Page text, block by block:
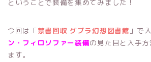
ということで装備を集めてみました！
今回は「 禁書回収 グブラ幻想図書館 」で
ン・フィロソファー装備の見た目と入手
ます。